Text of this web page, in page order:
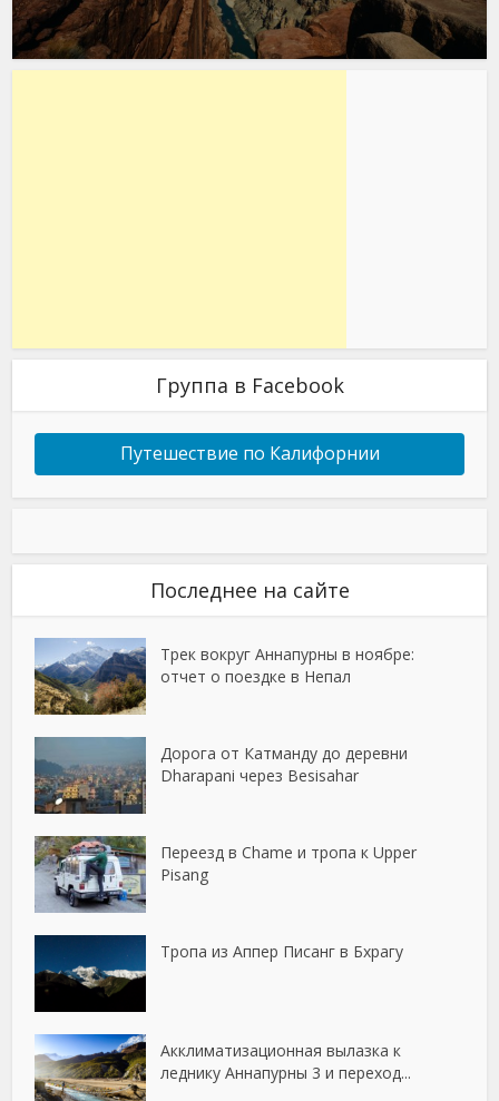
Группа в Facebook
Путешествие по Калифорнии
Последнее на сайте
Трек вокруг Аннапурны в ноябре:
отчет о поездке в Непал
Дорога от Катманду до деревни
Dharapani через Besisahar
Переезд в Chame и тропа к Upper
Pisang
Тропа из Аппер Писанг в Бхрагу
Акклиматизационная вылазка к
леднику Аннапурны 3 и переход...